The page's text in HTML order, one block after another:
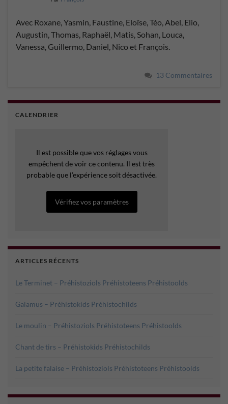
Avec Roxane, Yasmin, Faustine, Eloïse, Téo, Abel, Elio,
Augustin, Thomas, Raphaël, Matis, Sohan, Louca,
Vanessa, Guillermo, Daniel, Nico et François.
13 Commentaires
CALENDRIER
Il est possible que vos réglages vous
empêchent de voir ce contenu. Il est très
probable que l’expérience soit désactivée.
Vérifiez vos paramètres
ARTICLES RÉCENTS
Le Terminet – Préhistoziols Préhistoteens Préhistoolds
Galamus – Préhistokids Préhistochilds
Le moulin – Préhistoziols Préhistoteens Préhistoolds
Chant de tirs – Préhistokids Préhistochilds
La petite falaise – Préhistoziols Préhistoteens Préhistoolds